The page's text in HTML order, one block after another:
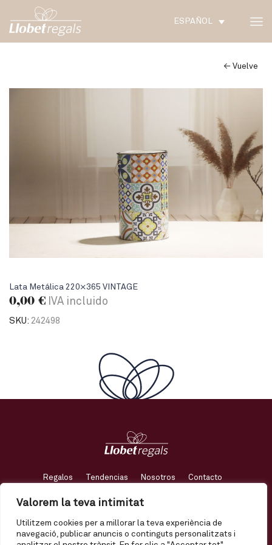
Valorem la teva intimitat
Utilitzem cookies per a millorar la teva experiència de
navegació, publicar anuncis o continguts personalitzats i
ESPAÑOL
← Vuelve
Lata Metálica 220×365 VINTAGE
0,00 € IVA incluido
SKU: 242498
Regalos Tendencias Nosotros Contacto
Mi cuenta Envío Términos y condiciones
Política de privacidad Política de calidad Avís legal